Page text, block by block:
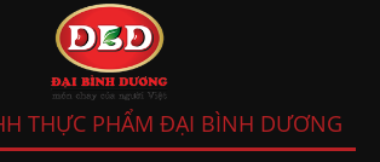
THỰC PHẨM ĐẠI BÌNH DƯƠNG